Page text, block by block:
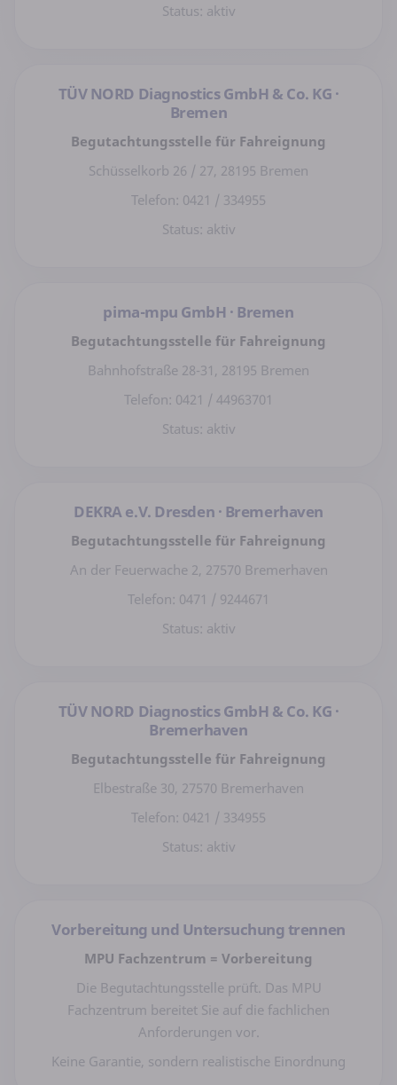
Status: aktiv
TÜV NORD Diagnostics GmbH & Co. KG ·
Bremen
Begutachtungsstelle für Fahreignung
Schüsselkorb 26 / 27, 28195 Bremen
Telefon: 0421 / 334955
Status: aktiv
pima-mpu GmbH · Bremen
Begutachtungsstelle für Fahreignung
Bahnhofstraße 28-31, 28195 Bremen
Telefon: 0421 / 44963701
Status: aktiv
DEKRA e.V. Dresden · Bremerhaven
Begutachtungsstelle für Fahreignung
An der Feuerwache 2, 27570 Bremerhaven
Telefon: 0471 / 9244671
Status: aktiv
TÜV NORD Diagnostics GmbH & Co. KG ·
Bremerhaven
Begutachtungsstelle für Fahreignung
Elbestraße 30, 27570 Bremerhaven
Telefon: 0421 / 334955
Status: aktiv
Vorbereitung und Untersuchung trennen
MPU Fachzentrum = Vorbereitung
Die Begutachtungsstelle prüft. Das MPU
Fachzentrum bereitet Sie auf die fachlichen
Anforderungen vor.
Keine Garantie, sondern realistische Einordnung